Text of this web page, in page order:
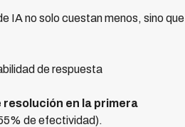
IA no solo cuestan menos, sino que
de respuesta
resolución en la primera
de efectividad).